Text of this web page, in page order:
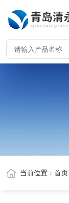
当前位置：首页